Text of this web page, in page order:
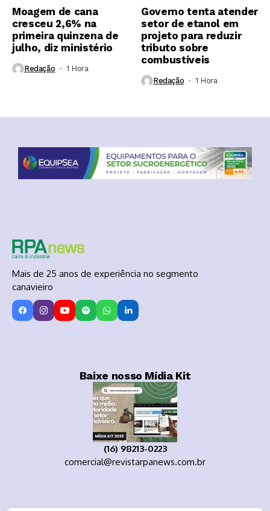
Moagem de cana
cresceu 2,6% na
primeira quinzena de
julho, diz ministério
Redação 1 Hora ⁮
Governo tenta atender
setor de etanol em
projeto para reduzir
tributo sobre
combustíveis
Redação 1 Hora ⁮
Mais de 25 anos de experiência no segmento
canavieiro
Baixe nosso Mídia Kit
(16) 98213-0223
comercial@revistarpanews.com.br